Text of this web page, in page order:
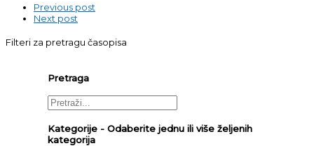
Previous post
Next post
Filteri za pretragu časopisa
Pretraga
Kategorije - Odaberite jednu ili više željenih
kategorija